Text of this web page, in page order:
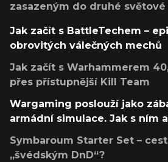
zasazeným do druhé světové
Jak začít s BattleTechem –
obrovitých válečných mechů
Jak začít s Warhammerem
přes přístupnější Kill Team
Wargaming poslouží jako
armádní simulace. Jak s ním
Symbaroum Starter Set –
„švédským DnD“?